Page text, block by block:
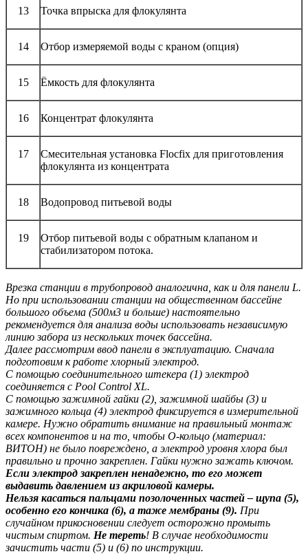
13 Точка впрыска для флокулянта
14 Отбор измеряемой воды с краном (опция)
15 Ёмкость для флокулянта
16 Концентрат флокулянта
17
Смесительная установка Flocfix для приготовления
флокулянта из концентрата
18 Водопровод питьевой воды
19
Отбор питьевой воды с обратным клапаном и
стабилизатором потока.
Врезка станции в трубопровод аналогична, как и для панели L.
Но при использовании станции на общественном бассейне
большого объема (500м3 и больше) настоятельно
рекомендуется для анализа воды использовать независимую
линию забора из нескольких точек бассейна.
Далее рассмотрим ввод панели в эксплуатацию. Сначала
подготовим к работе хлорный электрод.
С помощью соединительного штекера (1) электрод
соединяется с Pool Control XL.
С помощью зажимной гайки (2), зажимной шайбы (3) и
зажимного кольца (4) электрод фиксируется в измерительной
камере. Нужно обратить внимание на правильный монтаж
всех компонентов и на то, чтобы О-кольцо (материал:
ВИТОН) не было повреждено, а электрод уровня хлора был
правильно и прочно закреплен. Гайки нужно зажать ключом.
Если электрод закреплен ненадежно, то его может
выдавить давлением из акриловой камеры.
Нельзя касаться пальцами позолоченных частей – щупа (5),
особенно его кончика (6), а таже мембраны (9). При
случайном прикосновении следует осторожно промыть
чистым спиртом. Не тереть! В случае необходимости
зачистить части (5) и (6) по инструкции.